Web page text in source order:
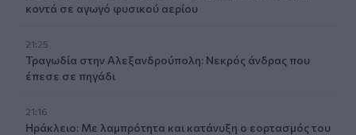
κοντά σε αγωγό φυσικού αερίου
21:25
Τραγωδία στην Αλεξανδρούπολη: Νεκρός άνδρας που
έπεσε σε πηγάδι
21:16
Ηράκλειο: Με λαμπρότητα και κατάνυξη ο εορτασμός του